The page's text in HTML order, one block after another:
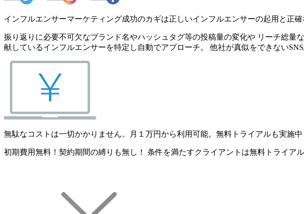
インフルエンサーマーケティング成功のカギは正しいインフルエンサーの起用と正確
振り返りに必要不可欠なブランド名やハッシュタグ等の投稿量の変化や リーチ総
献しているインフルエンサーを特定し自動でアプローチ。 他社が真似をできない
無駄なコストは一切かかりません。月１万円から利用可能。無料トライアルも実施中
初期費用無料！契約期間の縛りも無し！ 条件を満たすクライアントは無料トライア